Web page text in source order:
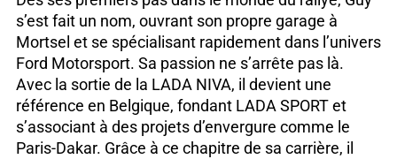
s’est fait un nom, ouvrant son propre garage à
Mortsel et se spécialisant rapidement dans l’univers
Ford Motorsport. Sa passion ne s’arrête pas là.
Avec la sortie de la LADA NIVA, il devient une
référence en Belgique, fondant LADA SPORT et
s’associant à des projets d’envergure comme le
Paris-Dakar. Grâce à ce chapitre de sa carrière, il